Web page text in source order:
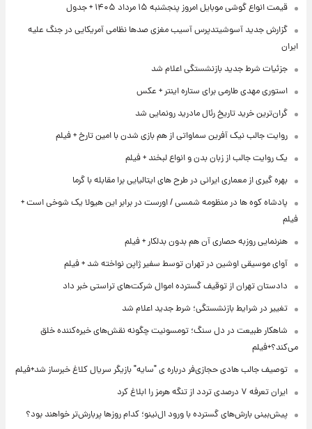
قیمت انواع گوشی موبایل امروز پنجشنبه ۱۵ مرداد ۱۴۰۵ + جدول
گزارش جدید آسوشیتدپرس آسیب مغزی صدها نظامی آمریکایی در جنگ علیه
ایران
جزئیات شرط جدید بازنشستگی اعلام شد
استوری مهدی طارمی برای ستاره اینتر + عکس
گران‌ترین خرید تاریخ رئال مادرید رونمایی شد
روایت جالب نیک آفرین سماواتی از هم بازی شدن با امین تارخ + فیلم
یک روایت جالب از زبان بدن و انواع لبخند + فیلم
بهره گیری از معماری ایرانی در طرح های ایتالیایی برا مقابله با گرما
پادشاه کوه ها در منظومه شمسی / اورست در برابر این هیولا یک شوخی است +
فیلم
هنرنمایی روزبه حصاری آن هم بدون بدلکار + فیلم
آوای موسیقی اوشین در تهران توسط سفیر ژاپن نواخته شد + فیلم
دادستان تهران از توقیف گسترده اموال شرکت‌های تراستی خبر داد
تغییر در شرایط بازنشستگی؛ شرط جدید اعلام شد
شاهکار طبیعت در دل سنگ؛ تومسونیت چگونه نقش‌های خیره‌کننده خلق
می‌کند؟+فیلم
توصیف جالب هادی حجازی‌فر درباره ی "سایه" بازیگر سریال کلاغ خبرساز شد+فیلم
ایران تعرفه ۷ درصدی تردد از تنگه هرمز را ابلاغ کرد
پیش‌بینی بارش‌های گسترده با ورود ال‌نینو؛ کدام روزها پربارش‌تر خواهند بود؟